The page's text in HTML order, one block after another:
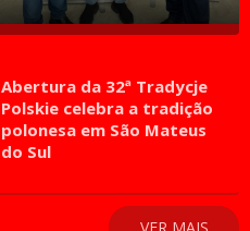
Abertura da 32ª Tradycje
Polskie celebra a tradição
polonesa em São Mateus
do Sul